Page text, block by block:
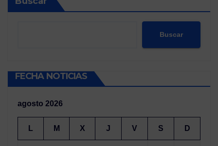
Buscar
FECHA NOTICIAS
agosto 2026
L M X J V S D